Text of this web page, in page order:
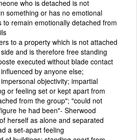
who is detached is not
something or has no emotional
to remain emotionally detached from
to a property which is not attached
and is therefore free standing
executed without blade contact
by anyone else;
objectivity; impartial
or feeling set or kept apart from
from the group"; "could not
he had been"- Sherwood
herself as alone and separated
a set-apart feeling